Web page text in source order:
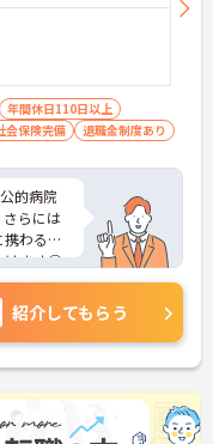
年間休日110日以上
会保険完備 退職金制度あり
的病院
らには
わる中
けます◎
慣れるま
並みの
が働き
以上、
ライベ
興味を
をお伝
いませ。
紹介してもらう